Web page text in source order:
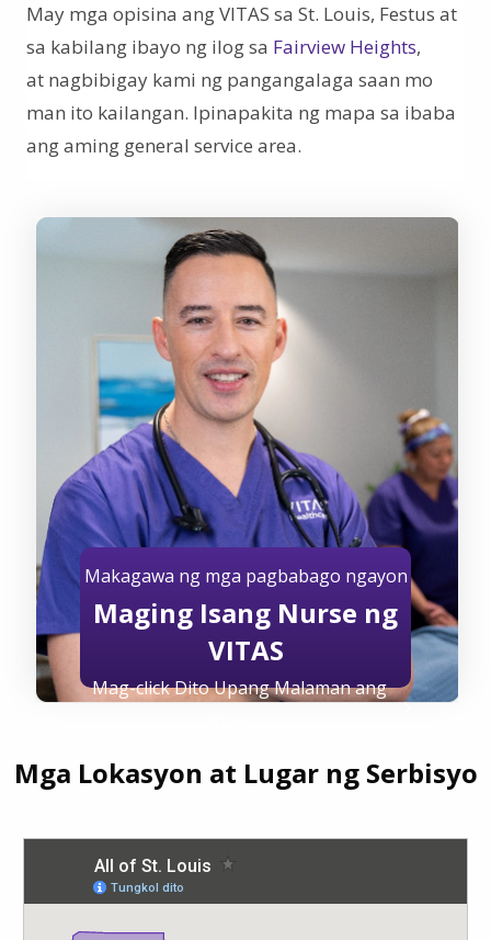
May mga opisina ang VITAS sa St. Louis, Festus at
sa kabilang ibayo ng ilog sa Fairview Heights,
at nagbibigay kami ng pangangalaga saan mo
man ito kailangan. Ipinapakita ng mapa sa ibaba
ang aming general service area.
Makagawa ng mga pagbabago ngayon
Maging Isang Nurse ng
VITAS
Mag-click Dito Upang Malaman ang
Mga Lokasyon at Lugar ng Serbisyo